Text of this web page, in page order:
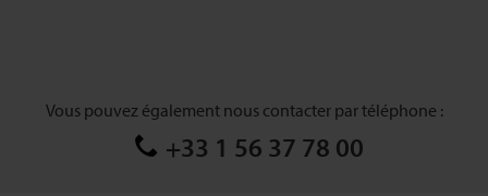
Vous pouvez également nous contacter par téléphone :
+33 1 56 37 78 00